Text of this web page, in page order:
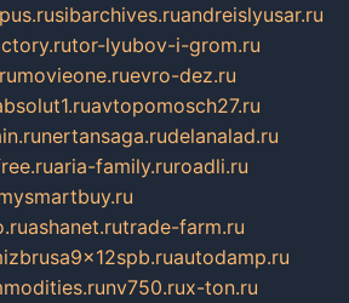
sibarchives.ruandreislyusar.ru
tor-lyubov-i-grom.ru
movieone.ruevro-dez.ru
avtopomosch27.ru
nertansaga.rudelanalad.ru
aria-family.ruroadli.ru
ashanet.rutrade-farm.ru
autodamp.ru
nv750.rux-ton.ru